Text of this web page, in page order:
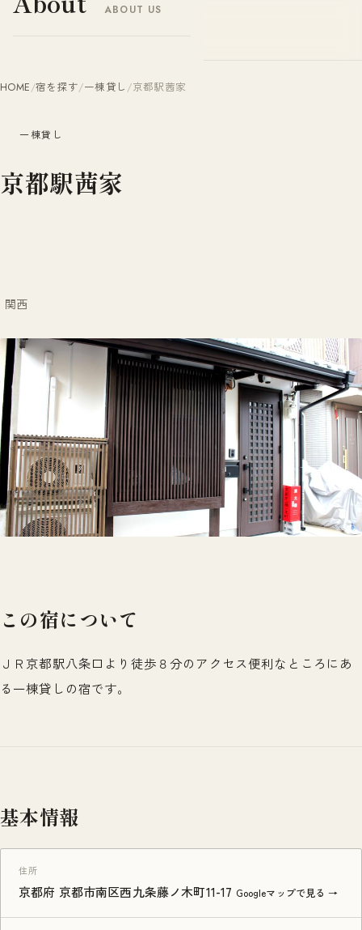
ABOUT US
HOME/宿を探す/一棟貸し /京都駅茜家
一棟貸し
京都駅茜家
関西
この宿について
ＪＲ京都駅八条口より徒歩８分のアクセス便利なところにあ
る一棟貸しの宿です。
基本情報
住所
京都府 京都市南区西九条藤ノ木町11-17 Googleマップで見る →